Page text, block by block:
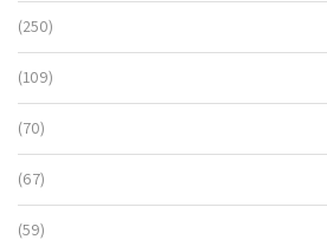
(250)
(109)
(70)
(67)
(59)